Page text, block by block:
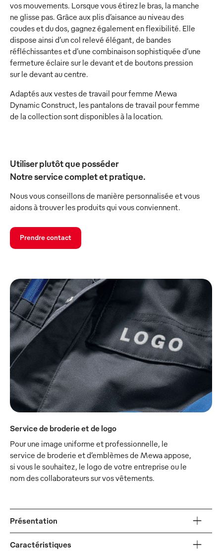
vos mouvements. Lorsque vous étirez le bras, la manche
ne glisse pas. Grâce aux plis d’aisance au niveau des
coudes et du dos, gagnez également en flexibilité. Elle
dispose ainsi d’un col relevé élégant, de bandes
réfléchissantes et d’une combinaison sophistiquée d’une
fermeture éclaire sur le devant et de boutons pression
sur le devant au centre.
Adaptés aux vestes de travail pour femme Mewa
Dynamic Construct, les pantalons de travail pour femme
de la collection sont disponibles à la location.
Utiliser plutôt que posséder
Notre service complet et pratique.
Nous vous conseillons de manière personnalisée et vous
aidons à trouver les produits qui vous conviennent.
Prendre contact
Service de broderie et de logo
Pour une image uniforme et professionnelle, le
service de broderie et d’emblèmes de Mewa appose,
si vous le souhaitez, le logo de votre entreprise ou le
nom des collaborateurs sur vos vêtements.
Présentation
Caractéristiques